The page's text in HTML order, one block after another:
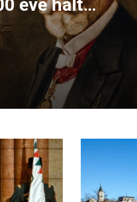
éve halt
Alajos
e